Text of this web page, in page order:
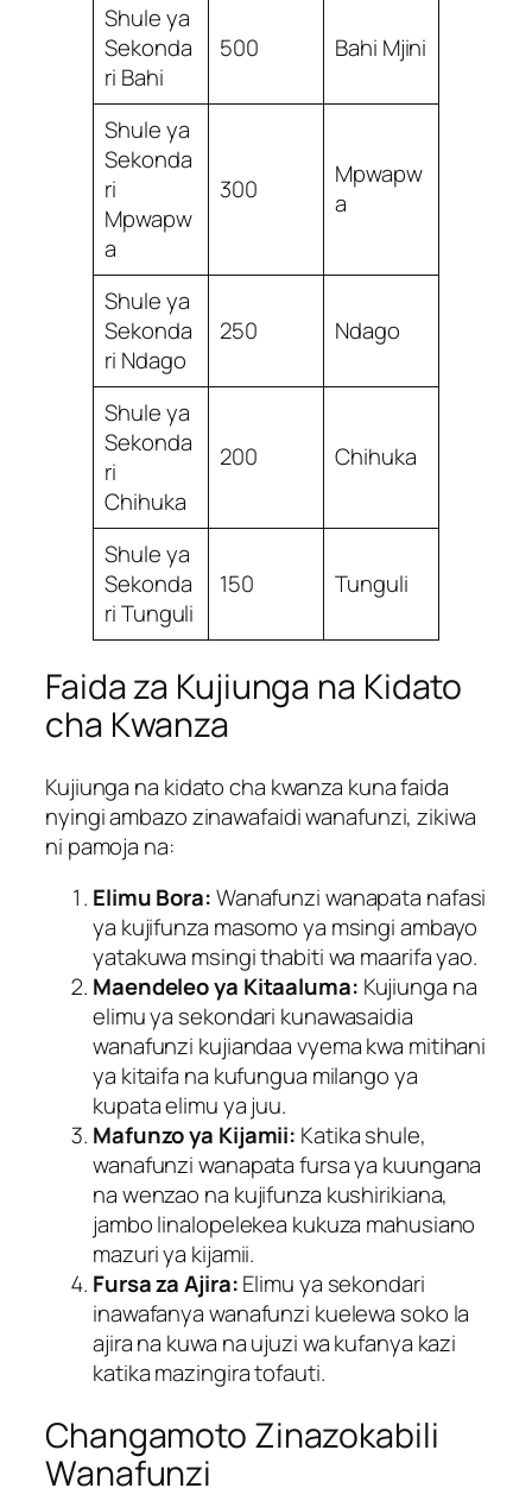
Shule ya
Sekonda
ri Bahi
500 Bahi Mjini
Shule ya
Sekonda
ri
Mpwapw
a
300
Mpwapw
a
Shule ya
Sekonda
ri Ndago
250 Ndago
Shule ya
Sekonda
ri
Chihuka
200 Chihuka
Shule ya
Sekonda
ri Tunguli
150 Tunguli
Faida za Kujiunga na Kidato
cha Kwanza
Kujiunga na kidato cha kwanza kuna faida
nyingi ambazo zinawafaidi wanafunzi, zikiwa
ni pamoja na:
Elimu Bora:Wanafunzi wanapata nafasi
ya kujifunza masomo ya msingi ambayo
yatakuwa msingi thabiti wa maarifa yao.
Maendeleo ya Kitaaluma: Kujiunga na
elimu ya sekondari kunawasaidia
wanafunzi kujiandaa vyema kwa mitihani
ya kitaifa na kufungua milango ya
kupata elimu ya juu.
Mafunzo ya Kijamii: Katika shule,
wanafunzi wanapata fursa ya kuungana
na wenzao na kujifunza kushirikiana,
jambo linalopelekea kukuza mahusiano
mazuri ya kijamii.
Fursa za Ajira:Elimu ya sekondari
inawafanya wanafunzi kuelewa soko la
ajira na kuwa na ujuzi wa kufanya kazi
katika mazingira tofauti.
Changamoto Zinazokabili
Wanafunzi